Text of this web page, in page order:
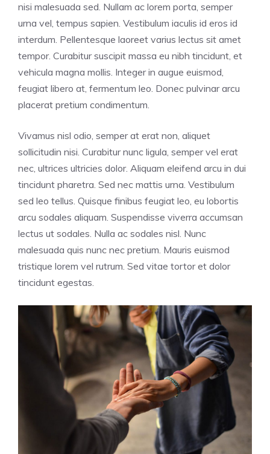
nisi malesuada sed. Nullam ac lorem porta, semper
urna vel, tempus sapien. Vestibulum iaculis id eros id
interdum. Pellentesque laoreet varius lectus sit amet
tempor. Curabitur suscipit massa eu nibh tincidunt, et
vehicula magna mollis. Integer in augue euismod,
feugiat libero at, fermentum leo. Donec pulvinar arcu
placerat pretium condimentum.
Vivamus nisl odio, semper at erat non, aliquet
sollicitudin nisi. Curabitur nunc ligula, semper vel erat
nec, ultrices ultricies dolor. Aliquam eleifend arcu in dui
tincidunt pharetra. Sed nec mattis urna. Vestibulum
sed leo tellus. Quisque finibus feugiat leo, eu lobortis
arcu sodales aliquam. Suspendisse viverra accumsan
lectus ut sodales. Nulla ac sodales nisl. Nunc
malesuada quis nunc nec pretium. Mauris euismod
tristique lorem vel rutrum. Sed vitae tortor et dolor
tincidunt egestas.